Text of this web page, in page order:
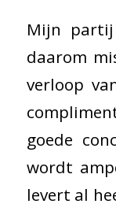
Mijn
daarom
verloop
goede
wordt
levert al